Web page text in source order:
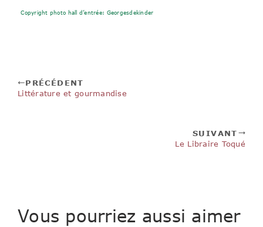
Copyright photo hall d’entrée: Georgesdekinder.com
PRÉCÉDENT
Littérature et gourmandise
SUIVANT
Le Libraire Toqué
Vous pourriez aussi aimer